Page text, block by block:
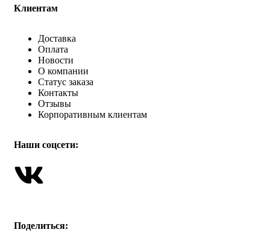
Клиентам
Доставка
Оплата
Новости
О компании
Статус заказа
Контакты
Отзывы
Корпоративным клиентам
Наши соцсети:
Поделиться: